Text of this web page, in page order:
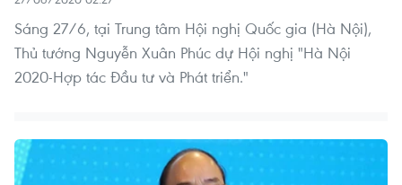
Sáng 27/6, tại Trung tâm Hội nghị Quốc gia (Hà Nội),
Thủ tướng Nguyễn Xuân Phúc dự Hội nghị "Hà Nội
2020-Hợp tác Đầu tư và Phát triển."